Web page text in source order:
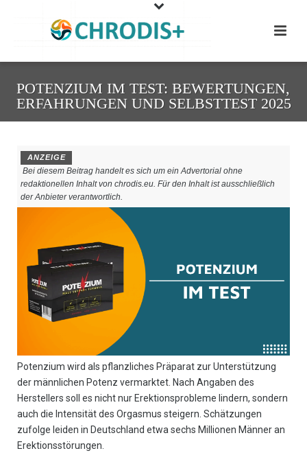
POTENZIUM IM TEST: BEWERTUNGEN,
ERFAHRUNGEN UND SELBSTTEST 2025
ANZEIGE
Bei diesem Beitrag handelt es sich um ein Advertorial ohne
redaktionellen Inhalt von chrodis.eu. Für den Inhalt ist ausschließlich
der Anbieter verantwortlich.
Potenzium wird als pflanzliches Präparat zur Unterstützung
der männlichen Potenz vermarktet. Nach Angaben des
Herstellers soll es nicht nur Erektionsprobleme lindern, sondern
auch die Intensität des Orgasmus steigern. Schätzungen
zufolge leiden in Deutschland etwa sechs Millionen Männer an
Erektionsstörungen.